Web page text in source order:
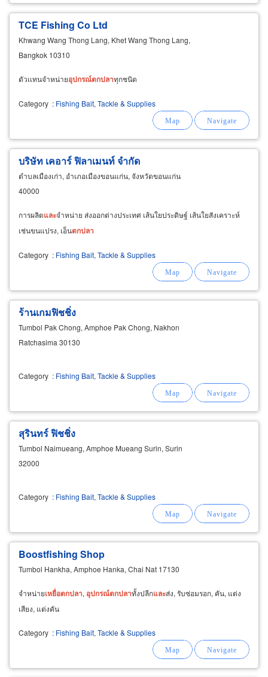
TCE Fishing Co Ltd
Khwang Wang Thong Lang, Khet Wang Thong Lang,
Bangkok 10310
ตัวเเทนจำหน่ายอุปกรณ์ตกปลาทุกชนิด
Category : Fishing Bait, Tackle & Supplies
บริษัท เคอาร์ ฟิลาเมนท์ จำกัด
ตำบลเมืองเก่า, อำเภอเมืองขอนแก่น, จังหวัดขอนแก่น
40000
การผลิตและจำหน่าย ส่งออกต่างประเทศ เส้นใยประดิษฐ์ เส้นใยสังเคราะห์
เช่นขนแปรง, เอ็นตกปลา
Category : Fishing Bait, Tackle & Supplies
ร้านเกมฟิชชิ่ง
Tumbol Pak Chong, Amphoe Pak Chong, Nakhon
Ratchasima 30130
Category : Fishing Bait, Tackle & Supplies
สุรินทร์ ฟิชชิ่ง
Tumbol Naimueang, Amphoe Mueang Surin, Surin
32000
Category : Fishing Bait, Tackle & Supplies
Boostfishing Shop
Tumbol Hankha, Amphoe Hanka, Chai Nat 17130
จำหน่ายเหยื่อตกปลา, อุปกรณ์ตกปลาทั้งปลีกและส่ง, รับซ่อมรอก, คัน, แต่ง
เสียง, แต่งคัน
Category : Fishing Bait, Tackle & Supplies